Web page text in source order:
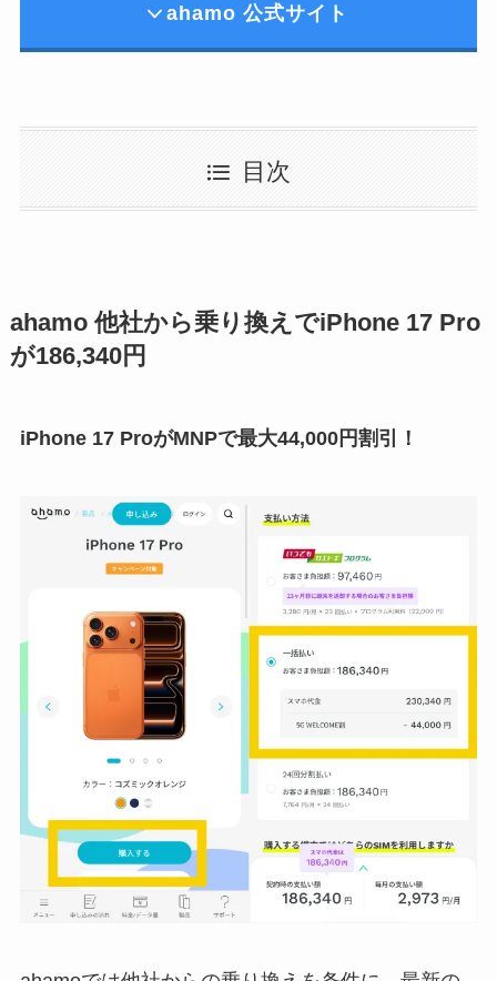
ahamo 公式サイト
目次
ahamo 他社から乗り換えでiPhone 17 Pro
が186,340円
iPhone 17 ProがMNPで最大44,000円割引！